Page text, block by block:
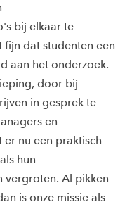
bij elkaar te
dat studenten een
aan het onderzoek.
door bij
in gesprek te
en
nu een praktisch
hun
vergroten. Al pikken
is onze missie als